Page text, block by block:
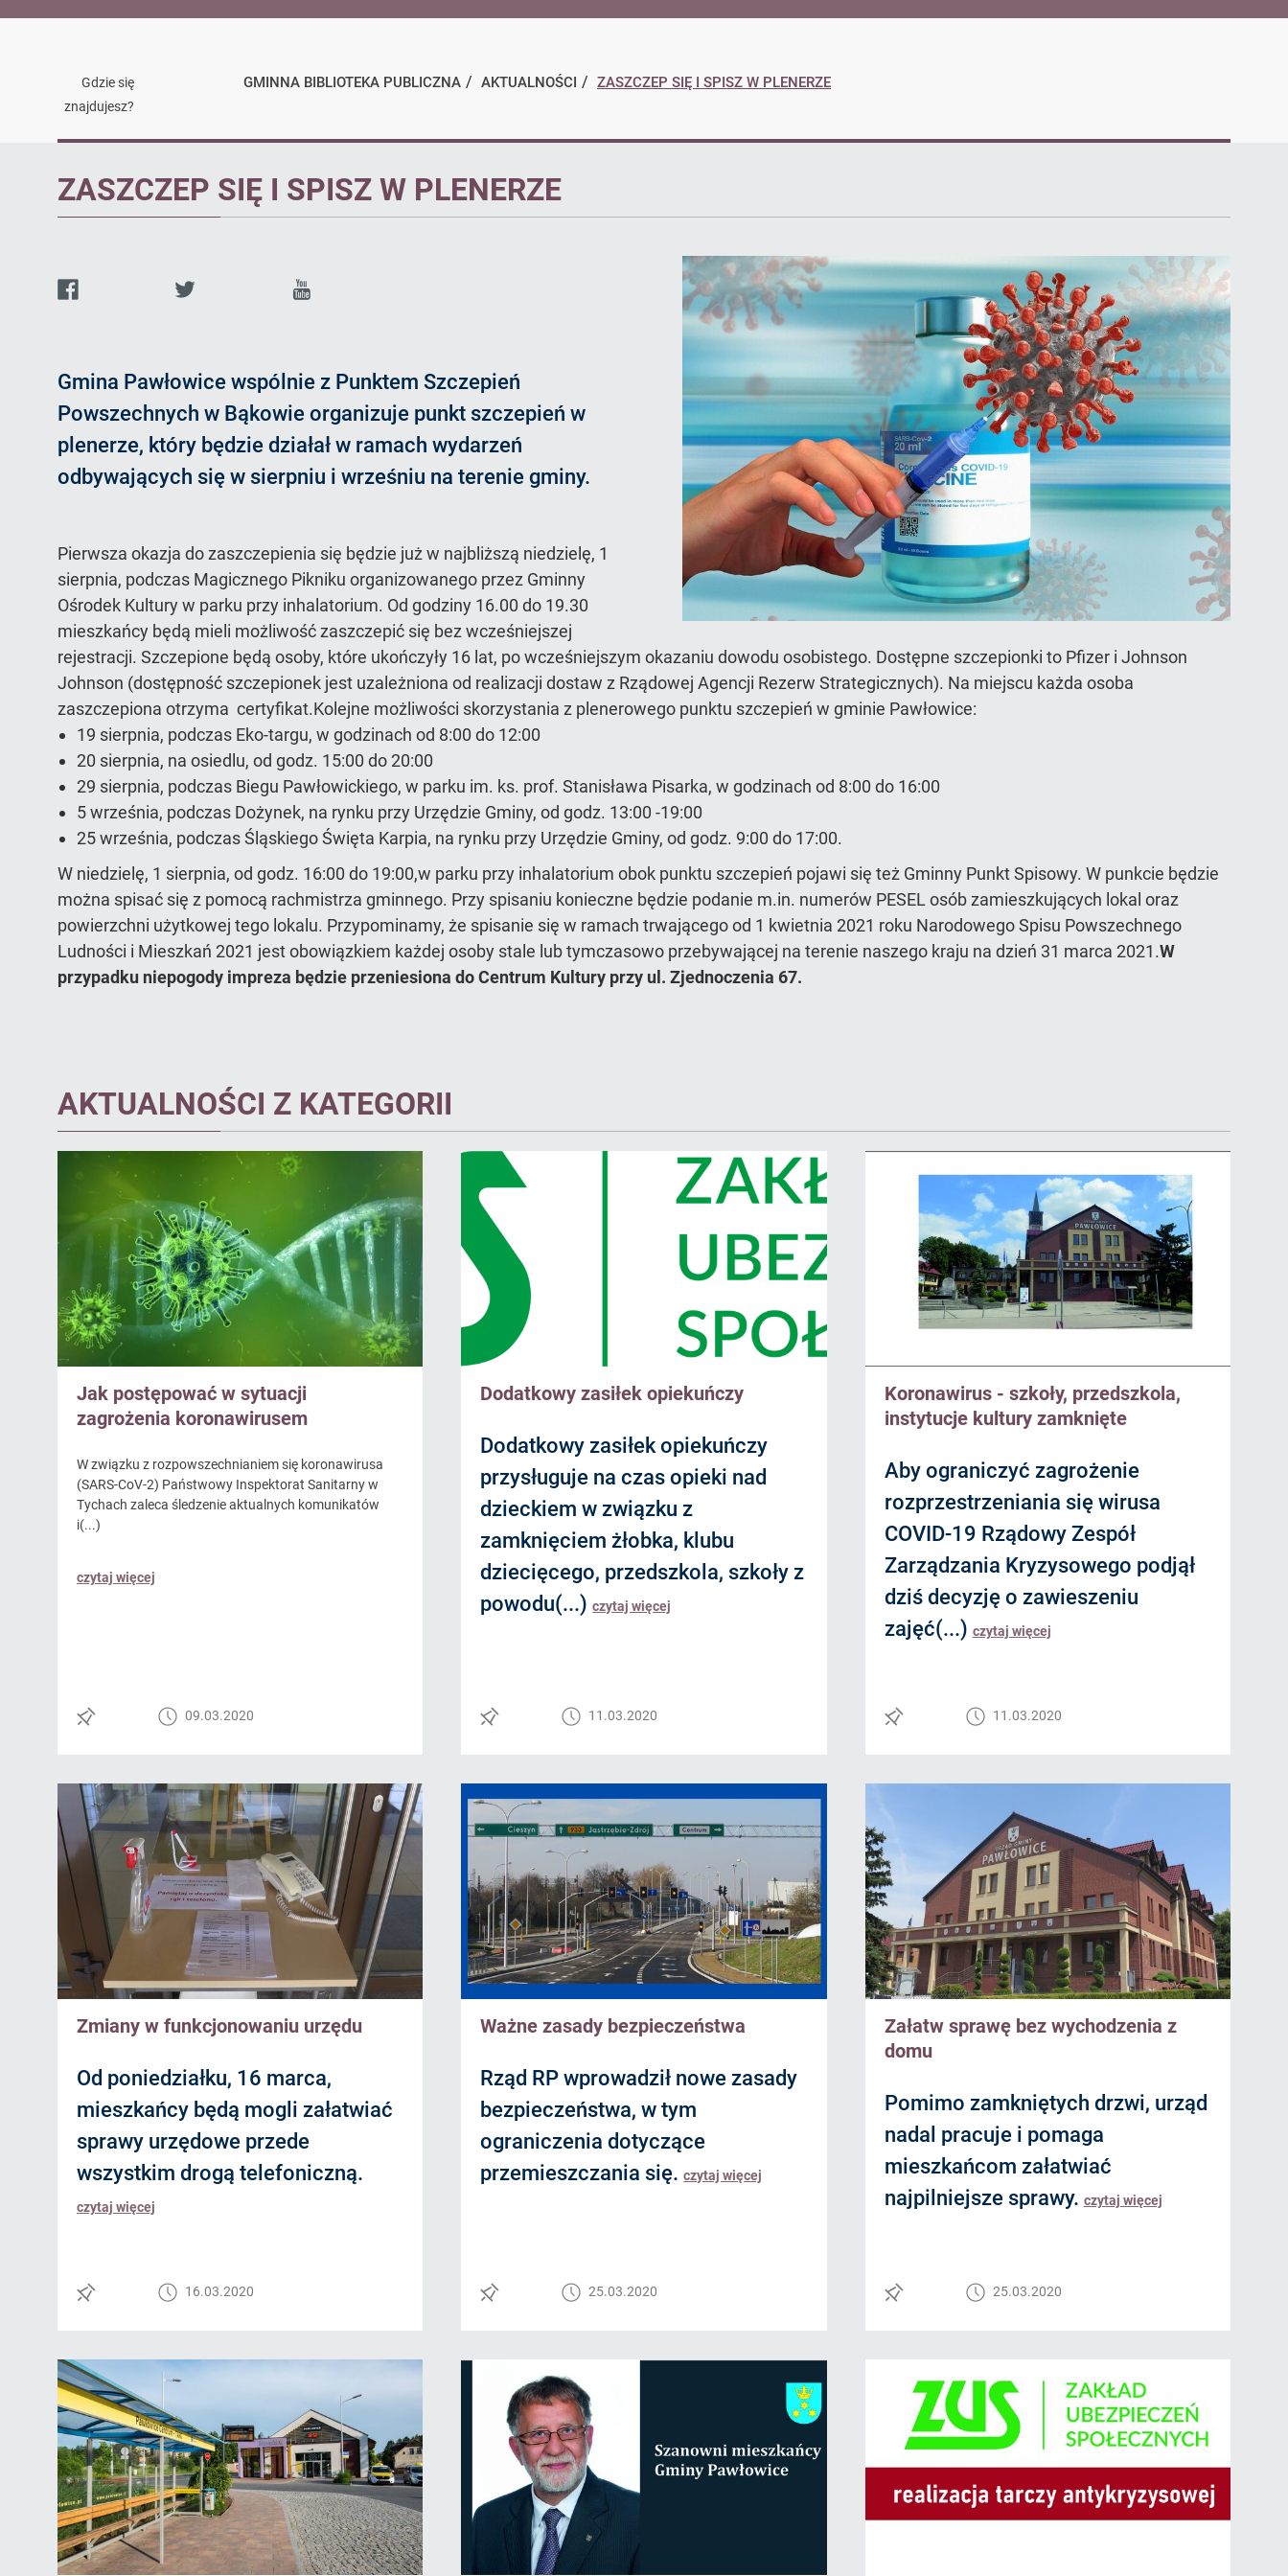
Gdzie się
znajdujesz?
GMINNA BIBLIOTEKA PUBLICZNA AKTUALNOŚCI ZASZCZEP SIĘ I SPISZ W PLENERZE
ZASZCZEP SIĘ I SPISZ W PLENERZE
dFacebook q o
Gmina Pawłowice wspólnie z Punktem Szczepień
Powszechnych w Bąkowie organizuje punkt szczepień w
plenerze, który będzie działał w ramach wydarzeń
odbywających się w sierpniu i wrześniu na terenie gminy.
Pierwsza okazja do zaszczepienia się będzie już w najbliższą niedzielę, 1
sierpnia, podczas Magicznego Pikniku organizowanego przez Gminny
Ośrodek Kultury w parku przy inhalatorium. Od godziny 16.00 do 19.30
mieszkańcy będą mieli możliwość zaszczepić się bez wcześniejszej
rejestracji. Szczepione będą osoby, które ukończyły 16 lat, po wcześniejszym okazaniu dowodu osobistego. Dostępne szczepionki to Pfizer i Johnson
Johnson (dostępność szczepionek jest uzależniona od realizacji dostaw z Rządowej Agencji Rezerw Strategicznych). Na miejscu każda osoba
zaszczepiona otrzyma certyfikat.Kolejne możliwości skorzystania z plenerowego punktu szczepień w gminie Pawłowice:
19 sierpnia, podczas Eko-targu, w godzinach od 8:00 do 12:00
20 sierpnia, na osiedlu, od godz. 15:00 do 20:00
29 sierpnia, podczas Biegu Pawłowickiego, w parku im. ks. prof. Stanisława Pisarka, w godzinach od 8:00 do 16:00
5 września, podczas Dożynek, na rynku przy Urzędzie Gminy, od godz. 13:00 -19:00
25 września, podczas Śląskiego Święta Karpia, na rynku przy Urzędzie Gminy, od godz. 9:00 do 17:00.
W niedzielę, 1 sierpnia, od godz. 16:00 do 19:00,w parku przy inhalatorium obok punktu szczepień pojawi się też Gminny Punkt Spisowy. W punkcie będzie
można spisać się z pomocą rachmistrza gminnego. Przy spisaniu konieczne będzie podanie m.in. numerów PESEL osób zamieszkujących lokal oraz
powierzchni użytkowej tego lokalu. Przypominamy, że spisanie się w ramach trwającego od 1 kwietnia 2021 roku Narodowego Spisu Powszechnego
Ludności i Mieszkań 2021 jest obowiązkiem każdej osoby stale lub tymczasowo przebywającej na terenie naszego kraju na dzień 31 marca 2021.W
przypadku niepogody impreza będzie przeniesiona do Centrum Kultury przy ul. Zjednoczenia 67.
AKTUALNOŚCI Z KATEGORII
Jak postępować w sytuacji
zagrożenia koronawirusem
W związku z rozpowszechnianiem się koronawirusa
(SARS-CoV-2) Państwowy Inspektorat Sanitarny w
Tychach zaleca śledzenie aktualnych komunikatów
i(...)
czytaj więcej
09.03.2020
Dodatkowy zasiłek opiekuńczy
Dodatkowy zasiłek opiekuńczy
przysługuje na czas opieki nad
dzieckiem w związku z
zamknięciem żłobka, klubu
dziecięcego, przedszkola, szkoły z
powodu(...)czytaj więcej
11.03.2020
Koronawirus - szkoły, przedszkola,
instytucje kultury zamknięte
Aby ograniczyć zagrożenie
rozprzestrzeniania się wirusa
COVID-19 Rządowy Zespół
Zarządzania Kryzysowego podjął
dziś decyzję o zawieszeniu
zajęć(...) czytaj więcej
11.03.2020
Zmiany w funkcjonowaniu urzędu
Od poniedziałku, 16 marca,
mieszkańcy będą mogli załatwiać
sprawy urzędowe przede
wszystkim drogą telefoniczną.
czytaj więcej
16.03.2020
Ważne zasady bezpieczeństwa
Rząd RP wprowadził nowe zasady
bezpieczeństwa, w tym
ograniczenia dotyczące
przemieszczania się.czytaj więcej
25.03.2020
Załatw sprawę bez wychodzenia z
domu
Pomimo zamkniętych drzwi, urząd
nadal pracuje i pomaga
mieszkańcom załatwiać
najpilniejsze sprawy. czytaj więcej
25.03.2020